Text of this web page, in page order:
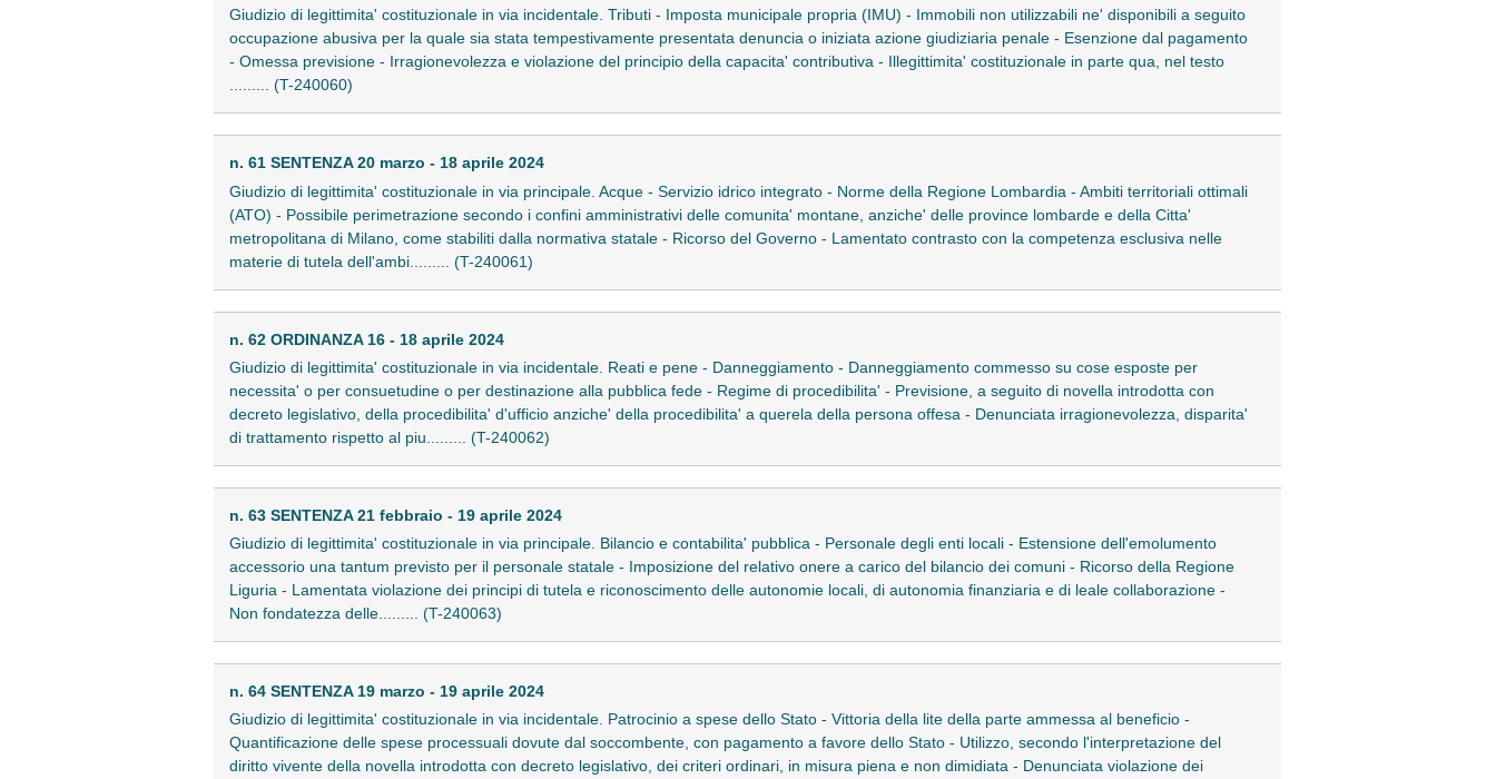
Giudizio di legittimita' costituzionale in via incidentale. Tributi - Imposta municipale propria (IMU) - Immobili non utilizzabili ne' disponibili a seguito
occupazione abusiva per la quale sia stata tempestivamente presentata denuncia o iniziata azione giudiziaria penale - Esenzione dal pagamento
- Omessa previsione - Irragionevolezza e violazione del principio della capacita' contributiva - Illegittimita' costituzionale in parte qua, nel testo
......... (T-240060)
n. 61 SENTENZA 20 marzo - 18 aprile 2024
Giudizio di legittimita' costituzionale in via principale. Acque - Servizio idrico integrato - Norme della Regione Lombardia - Ambiti territoriali ottimali
(ATO) - Possibile perimetrazione secondo i confini amministrativi delle comunita' montane, anziche' delle province lombarde e della Citta'
metropolitana di Milano, come stabiliti dalla normativa statale - Ricorso del Governo - Lamentato contrasto con la competenza esclusiva nelle
materie di tutela dell'ambi......... (T-240061)
n. 62 ORDINANZA 16 - 18 aprile 2024
Giudizio di legittimita' costituzionale in via incidentale. Reati e pene - Danneggiamento - Danneggiamento commesso su cose esposte per
necessita' o per consuetudine o per destinazione alla pubblica fede - Regime di procedibilita' - Previsione, a seguito di novella introdotta con
decreto legislativo, della procedibilita' d'ufficio anziche' della procedibilita' a querela della persona offesa - Denunciata irragionevolezza, disparita'
di trattamento rispetto al piu......... (T-240062)
n. 63 SENTENZA 21 febbraio - 19 aprile 2024
Giudizio di legittimita' costituzionale in via principale. Bilancio e contabilita' pubblica - Personale degli enti locali - Estensione dell'emolumento
accessorio una tantum previsto per il personale statale - Imposizione del relativo onere a carico del bilancio dei comuni - Ricorso della Regione
Liguria - Lamentata violazione dei principi di tutela e riconoscimento delle autonomie locali, di autonomia finanziaria e di leale collaborazione -
Non fondatezza delle......... (T-240063)
n. 64 SENTENZA 19 marzo - 19 aprile 2024
Giudizio di legittimita' costituzionale in via incidentale. Patrocinio a spese dello Stato - Vittoria della lite della parte ammessa al beneficio -
Quantificazione delle spese processuali dovute dal soccombente, con pagamento a favore dello Stato - Utilizzo, secondo l'interpretazione del
diritto vivente della novella introdotta con decreto legislativo, dei criteri ordinari, in misura piena e non dimidiata - Denunciata violazione dei